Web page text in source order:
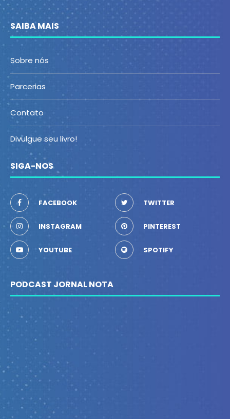
SAIBA MAIS
Sobre nós
Parcerias
Contato
Divulgue seu livro!
SIGA-NOS
FACEBOOK TWITTER
INSTAGRAM PINTEREST
YOUTUBE SPOTIFY
PODCAST JORNAL NOTA